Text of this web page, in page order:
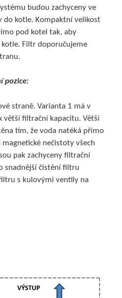
budou zachyceny ve
kotle. Kompaktní velikost
pod kotel tak, aby
Filtr doporučujeme
pozice:
straně. Varianta 1 má v
větší filtrační kapacitu. Větší
tím, že voda natéká přímo
nečistoty všech
pak zachyceny filtrační
snadnější čistění filtru
s kulovými ventily na